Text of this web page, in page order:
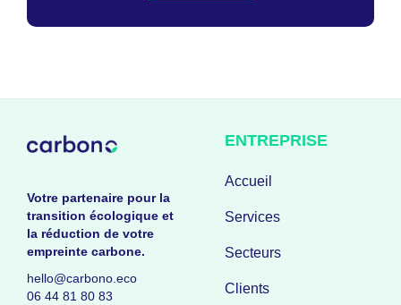
Votre partenaire pour la
transition écologique et
la réduction de votre
empreinte carbone.
hello@carbono.eco
06 44 81 80 83
ENTREPRISE
Accueil
Services
Secteurs
Clients